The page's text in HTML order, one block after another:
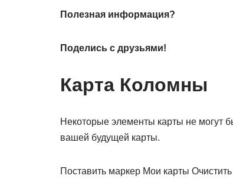
Полезная информация?
Поделись с друзьями!
Карта Коломны
Некоторые элементы карты не могут
вашей будущей карты.
Поставить маркер Мои карты Очистить